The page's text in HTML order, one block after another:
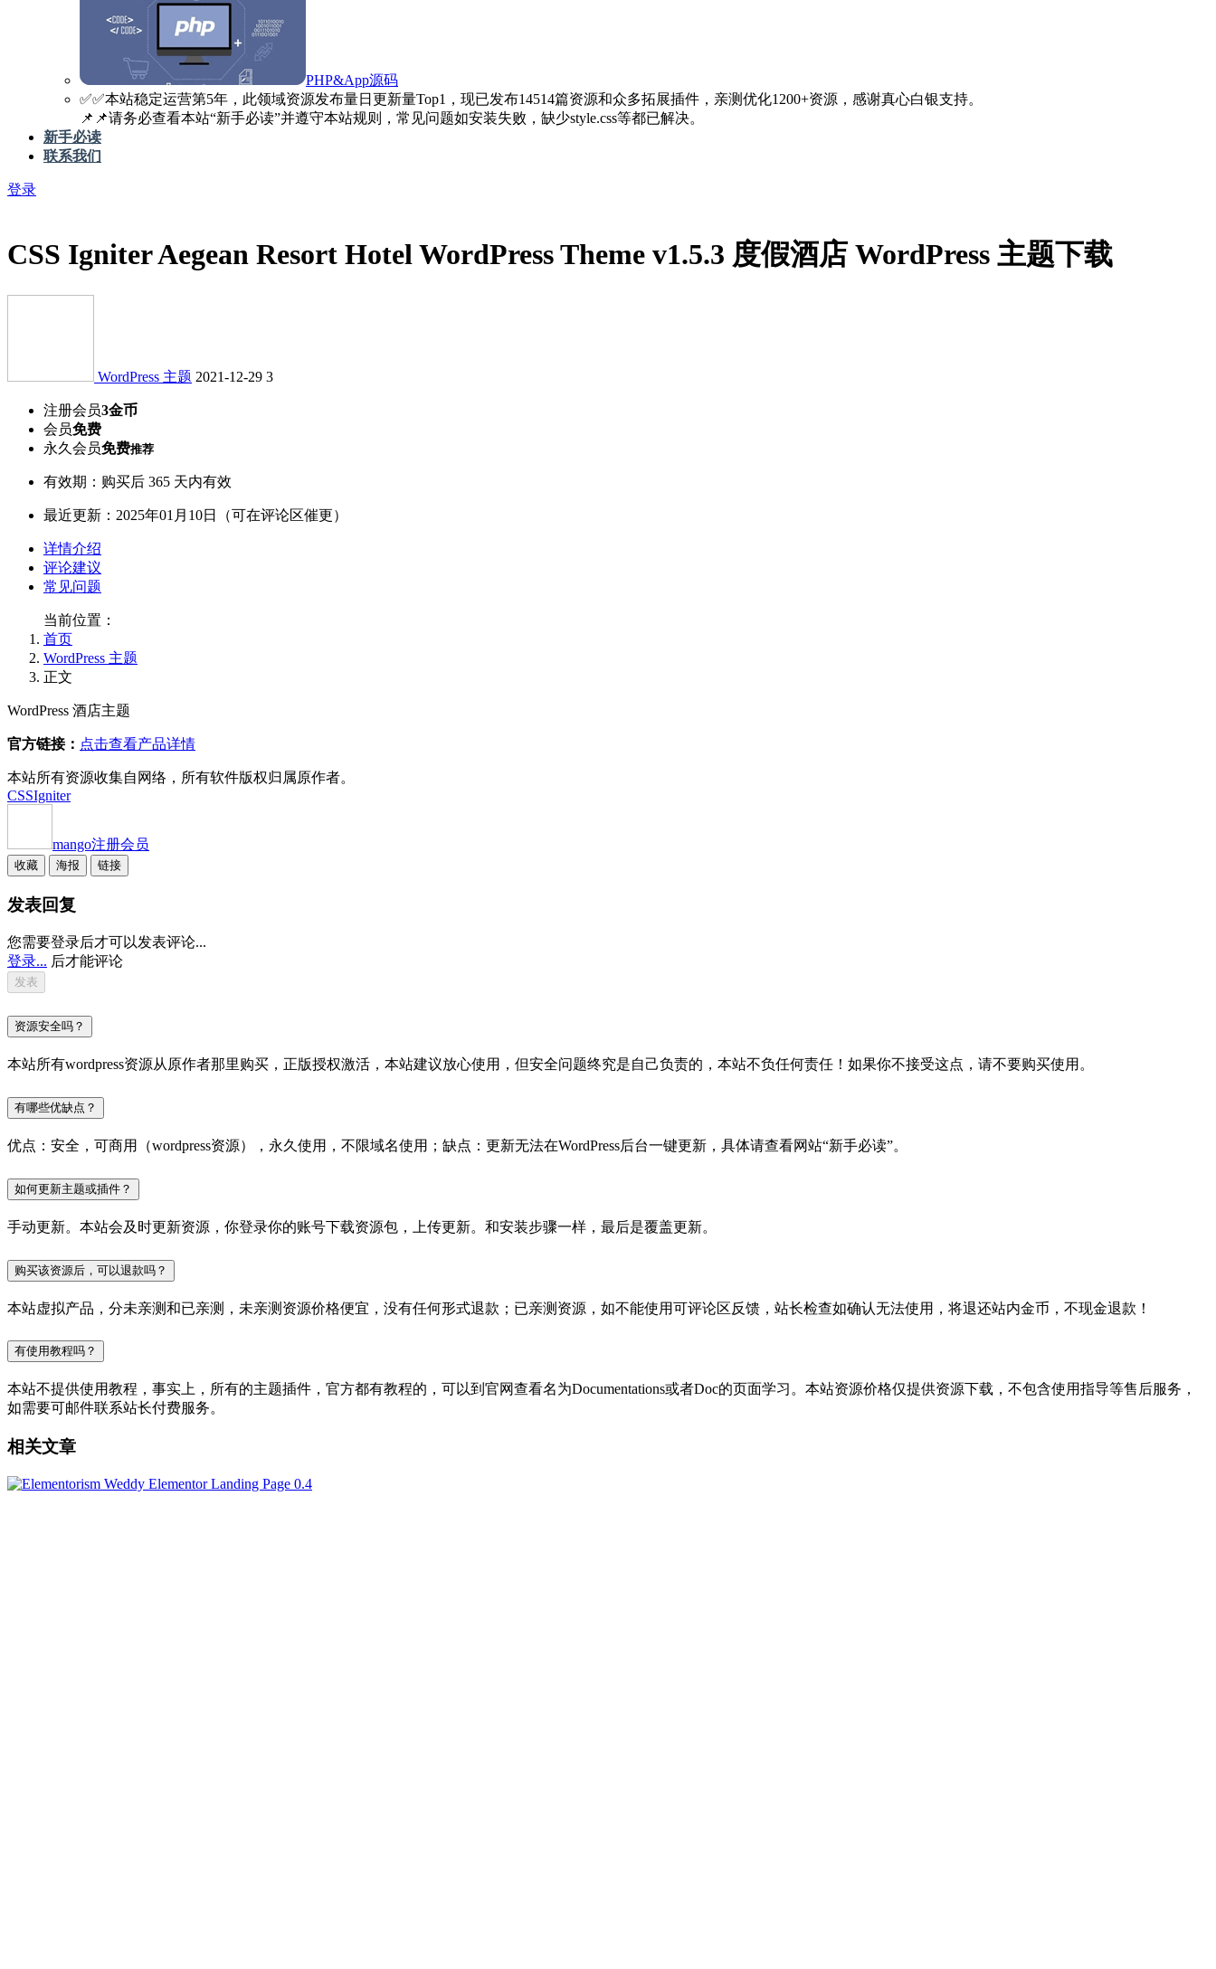
PHP&App源码
✅️✅️本站稳定运营第5年，此领域资源发布量日更新量Top1，现已发布14514篇资源和众多拓展插件，亲测优化1200+资源，感谢真心白银支持。
📌📌请务必查看本站“新手必读”并遵守本站规则，常见问题如安装失败，缺少style.css等都已解决。
新手必读
联系我们
登录
CSS Igniter Aegean Resort Hotel WordPress Theme v1.5.3 度假酒店 WordPress 主题下载
WordPress 主题 2021-12-29 3
注册会员3金币
会员免费
永久会员免费推荐
有效期：购买后 365 天内有效
最近更新：2025年01月10日（可在评论区催更）
详情介绍
评论建议
常见问题
当前位置：
首页
WordPress 主题
正文
WordPress 酒店主题
官方链接： 点击查看产品详情
本站所有资源收集自网络，所有软件版权归属原作者。
CSSIgniter
mango注册会员
收藏 海报 链接
发表回复
您需要登录后才可以发表评论...
登录... 后才能评论
资源安全吗？
本站所有wordpress资源从原作者那里购买，正版授权激活，本站建议放心使用，但安全问题终究是自己负责的，本站不负任何责任！如果你不接受这点，请不要购买使用。
有哪些优缺点？
优点：安全，可商用（wordpress资源），永久使用，不限域名使用；缺点：更新无法在WordPress后台一键更新，具体请查看网站“新手必读”。
如何更新主题或插件？
手动更新。本站会及时更新资源，你登录你的账号下载资源包，上传更新。和安装步骤一样，最后是覆盖更新。
购买该资源后，可以退款吗？
本站虚拟产品，分未亲测和已亲测，未亲测资源价格便宜，没有任何形式退款；已亲测资源，如不能使用可评论区反馈，站长检查如确认无法使用，将退还站内金币，不现金退款！
有使用教程吗？
本站不提供使用教程，事实上，所有的主题插件，官方都有教程的，可以到官网查看名为Documentations或者Doc的页面学习。本站资源价格仅提供资源下载，不包含使用指导等售后服务，
如需要可邮件联系站长付费服务。
相关文章